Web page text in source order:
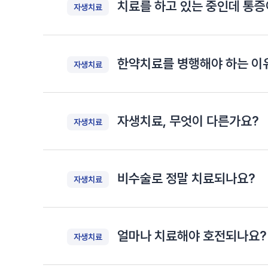
자생치료 치료를 하고 있는 중인데 통
자생치료 한약치료를 병행해야 하는 이
자생치료 자생치료, 무엇이 다른가요?
자생치료 비수술로 정말 치료되나요?
자생치료 얼마나 치료해야 호전되나요?